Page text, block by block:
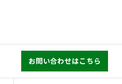
お問い合わせはこちら